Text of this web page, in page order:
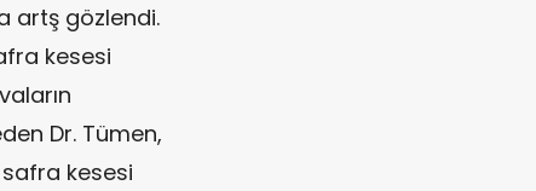
artş gözlendi.
kesesi
Dr. Tümen,
kesesi